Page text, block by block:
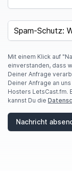
SPAM CAPTCHA
Mit einem Klick auf
einverstanden, dass
Deiner Anfrage
Deiner Anfrage an
Hosters LetsCast.fm.
kannst Du die
Nachricht